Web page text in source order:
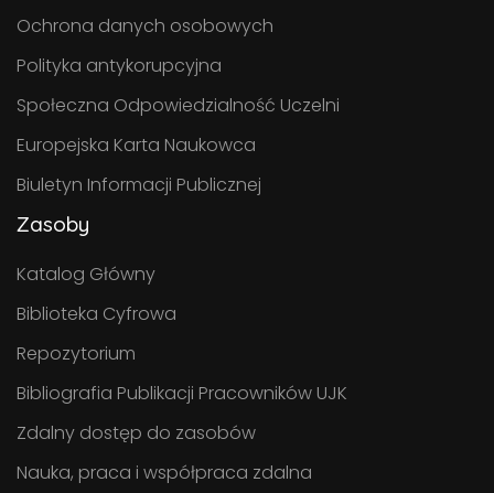
Ochrona danych osobowych
Polityka antykorupcyjna
Społeczna Odpowiedzialność Uczelni
Europejska Karta Naukowca
Biuletyn Informacji Publicznej
Zasoby
Katalog Główny
Biblioteka Cyfrowa
Repozytorium
Bibliografia Publikacji Pracowników UJK
Zdalny dostęp do zasobów
Nauka, praca i współpraca zdalna